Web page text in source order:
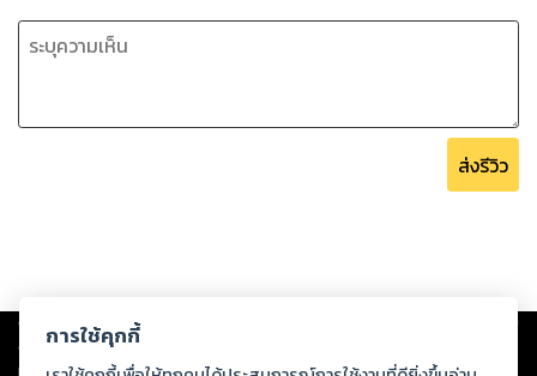
ส่งรีวิว
Copyright © 2026
ต่อผลงานหรือเนื้อหาใดที่อัปโหลดผ่านเว็บไซต์และปรากฏว่าละเมิดสิทธิใน
ทรัพย์สินทางปัญญาของบุคคลอื่นหรือขัดต่อกฎหมายและศีลธรรม ดังนั้น ผู้อ่าน
การใช้คุกกี้